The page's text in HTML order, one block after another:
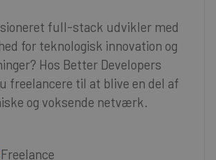
full-stack udvikler med
for teknologisk innovation og
Hos Better Developers
freelancere til at blive en del af
og voksende netværk.
Freelance